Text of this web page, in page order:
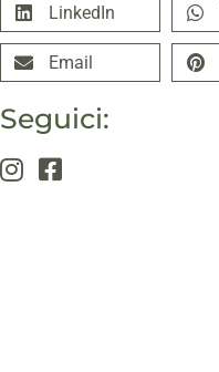
LinkedIn
Email
Seguici: